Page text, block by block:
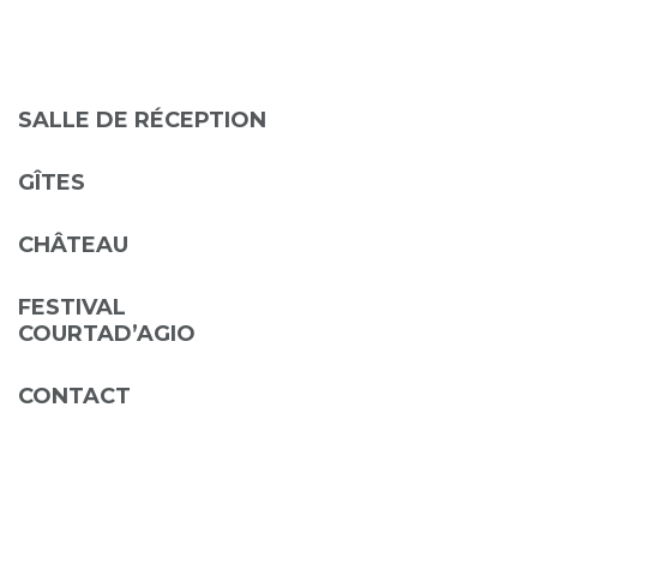
SALLE DE RÉCEPTION
GÎTES
CHÂTEAU
FESTIVAL
COURTAD’AGIO
CONTACT